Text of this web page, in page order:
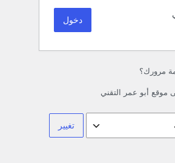
مرورك؟
موقع أبو عمر التقني